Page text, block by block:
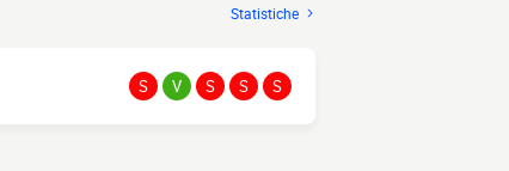
Statistiche
S V S S S